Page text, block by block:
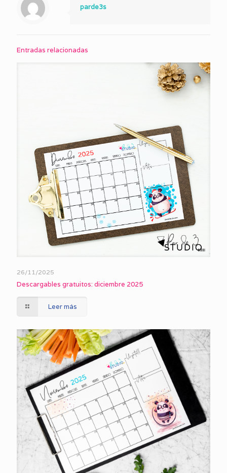
parde3s
Entradas relacionadas
26/11/2025
Descargables gratuitos: diciembre 2025
Leer más